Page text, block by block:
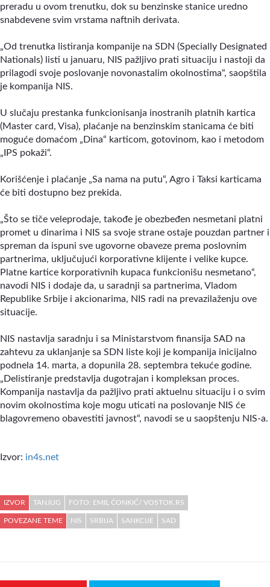
preradu u ovom trenutku, dok su benzinske stanice uredno
snabdevene svim vrstama naftnih derivata.
„Od trenutka listiranja kompanije na SDN (Specially Designated
Nationals) listi u januaru, NIS pažljivo prati situaciju i nastoji da
prilagodi svoje poslovanje novonastalim okolnostima“, saopštila
je kompanija NIS.
U slučaju prestanka funkcionisanja inostranih platnih kartica
(Master card, Visa), plaćanje na benzinskim stanicama će biti
moguće domaćom „Dina“ karticom, gotovinom, kao i metodom
„IPS pokaži“.
Korišćenje i plaćanje „Sa nama na putu“, Agro i Taksi karticama
će biti dostupno bez prekida.
„Što se tiče veleprodaje, takođe je obezbeđen nesmetani platni
promet u dinarima i NIS sa svoje strane ostaje pouzdan partner i
spreman da ispuni sve ugovorne obaveze prema poslovnim
partnerima, uključujući korporativne klijente i velike kupce.
Platne kartice korporativnih kupaca funkcionišu nesmetano“,
navodi NIS i dodaje da, u saradnji sa partnerima, Vladom
Republike Srbije i akcionarima, NIS radi na prevazilaženju ove
situacije.
NIS nastavlja saradnju i sa Ministarstvom finansija SAD na
zahtevu za uklanjanje sa SDN liste koji je kompanija inicijalno
podnela 14. marta, a dopunila 28. septembra tekuće godine.
„Delistiranje predstavlja dugotrajan i kompleksan proces.
Kompanija nastavlja da pažljivo prati aktuelnu situaciju i o svim
novim okolnostima koje mogu uticati na poslovanje NIS će
blagovremeno obavestiti javnost“, navodi se u saopštenju NIS-a.
Izvor: in4s.net
IZVOR TANJUG FOTO: EMIL ČONKIĆ/ VOSTOK.RS
POVEZANE TEME NIS SRBIJA SANKCIJE SAD